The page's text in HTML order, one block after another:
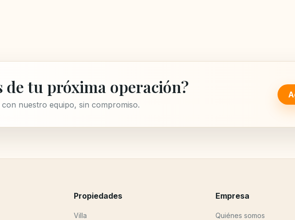
de tu próxima operación?
con nuestro equipo, sin compromiso.
Propiedades
Villa
Empresa
Quiénes somos